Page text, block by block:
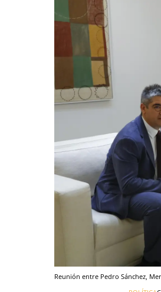
Reunión entre Pedro Sánchez,